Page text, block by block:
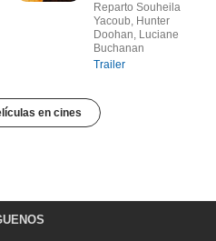
Reparto Souheila
Yacoub, Hunter
Doohan, Luciane
Buchanan
Trailer
en cines